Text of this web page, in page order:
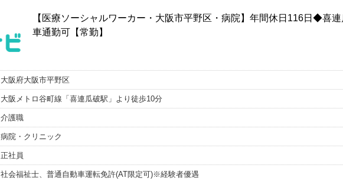
【医療ソーシャルワーカー・大阪市平野区・病院】年間休日116日◆喜連
車通勤可【常勤】
大阪府大阪市平野区
大阪メトロ谷町線「喜連瓜破駅」より徒歩10分
介護職
病院・クリニック
正社員
社会福祉士、普通自動車運転免許(AT限定可)※経験者優遇